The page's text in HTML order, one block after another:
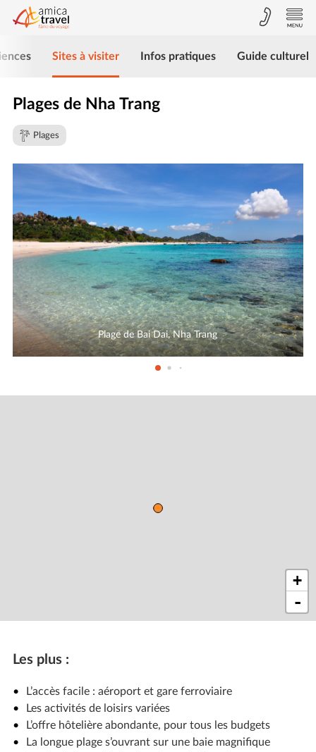
Sites à visiter Infos pratiques Guide culturel
Plages de Nha Trang
Plages
Plage de Bai Dai, Nha Trang
+
-
Les plus :
L’accès facile : aéroport et gare ferroviaire
Les activités de loisirs variées
L’offre hôtelière abondante, pour tous les budgets
La longue plage s’ouvrant sur une baie magnifique